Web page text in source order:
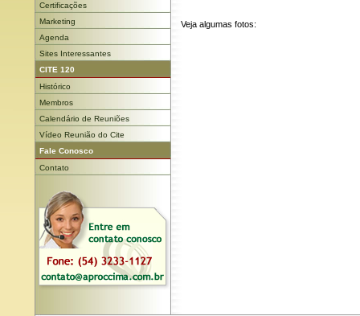
Certificações
Marketing
Agenda
Sites Interessantes
CITE 120
Histórico
Membros
Calendário de Reuniões
Vídeo Reunião do Cite
Fale Conosco
Contato
Veja algumas fotos: